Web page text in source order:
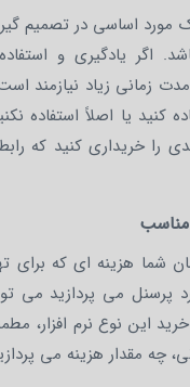
مورد اساسی در تصمیم
اگر یادگیری و
مدت زمانی زیاد نیازمند
کنید یا اصلاً استفاده
را خریداری کنید که
شما هزینه ای که برای
پرسنل می پردازید می
این نوع نرم افزار،
چه مقدار هزینه می